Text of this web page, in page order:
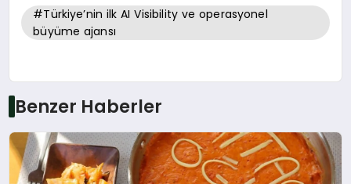
#Türkiye’nin ilk AI Visibility ve operasyonel
büyüme ajansı
Benzer Haberler